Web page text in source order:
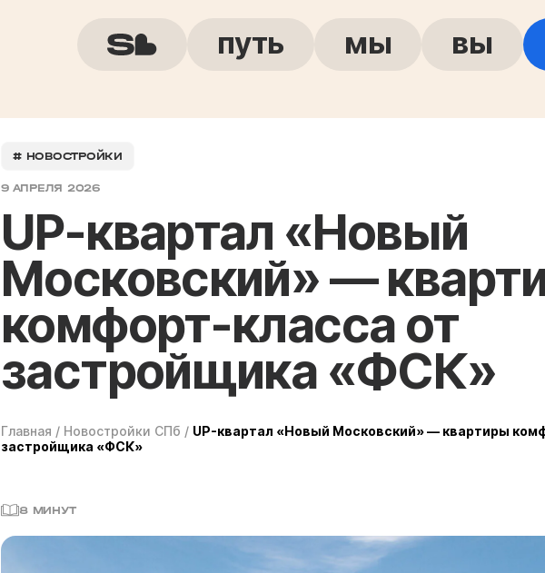
путь мы вы
# НОВОСТРОЙКИ
9 АПРЕЛЯ 2026
UP-квартал «Новый
Московский» —
комфорт-класса от
застройщика «ФСК»
Главная / Новостройки СПб / UP-квартал «Новый Московский» — квартиры
застройщика «ФСК»
8 МИНУТ